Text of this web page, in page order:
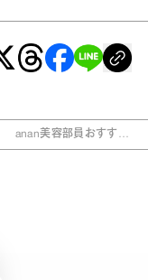
anan美容部員おすすめ